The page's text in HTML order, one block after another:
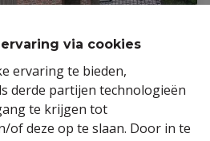
via cookies
ervaring te bieden,
derde partijen technologieën
te krijgen tot
of deze op te slaan. Door in te